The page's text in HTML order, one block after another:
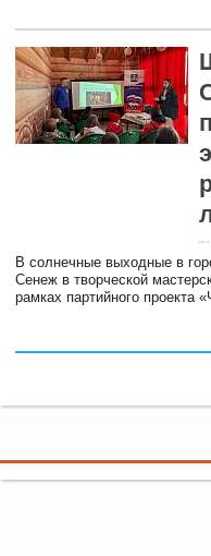
В солнечные выходные в
Сенеж в творческой
рамках партийного проекта